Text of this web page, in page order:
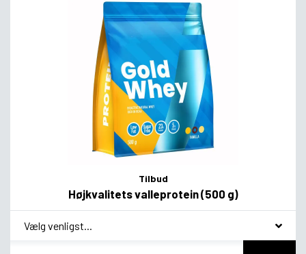
Tilbud
Højkvalitets valleprotein (500 g)
* Smagsvariant